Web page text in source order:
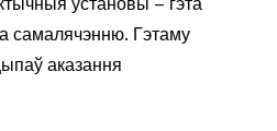
самалячэнню. Гэтаму
аказання